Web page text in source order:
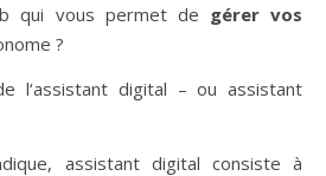
qui vous permet de gérer vos
?
l‘assistant digital – ou assistant
assistant digital consiste à